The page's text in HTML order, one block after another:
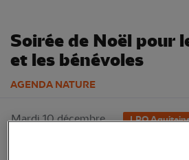
Soirée de Noël pour
et les bénévoles
AGENDA NATURE
Mardi 10 décembre
LPO